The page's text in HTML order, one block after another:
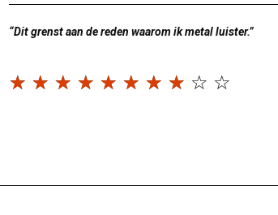
“Dit grenst aan de reden waarom ik metal luister.”
☆ ☆ ☆ ☆ ☆ ☆ ☆ ☆ ☆ ☆